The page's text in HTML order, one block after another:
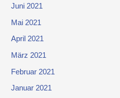
Juni 2021
Mai 2021
April 2021
März 2021
Februar 2021
Januar 2021